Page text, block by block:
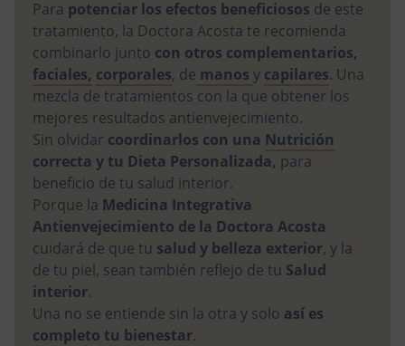
Para potenciar los efectos beneficiosos de este
tratamiento, la Doctora Acosta te recomienda
combinarlo junto con otros complementarios,
faciales, corporales, de manos y capilares. Una
mezcla de tratamientos con la que obtener los
mejores resultados antienvejecimiento.
Sin olvidar coordinarlos con una Nutrición
correcta y tu Dieta Personalizada, para
beneficio de tu salud interior.
Porque la Medicina Integrativa
Antienvejecimiento de la Doctora Acosta
cuidará de que tu salud y belleza exterior, y la
de tu piel, sean también reflejo de tu Salud
interior.
Una no se entiende sin la otra y solo así es
completo tu bienestar.